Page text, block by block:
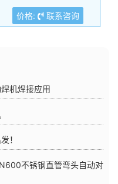
价格: 联系咨询
机焊接应用
！
不锈钢直管弯头自动对